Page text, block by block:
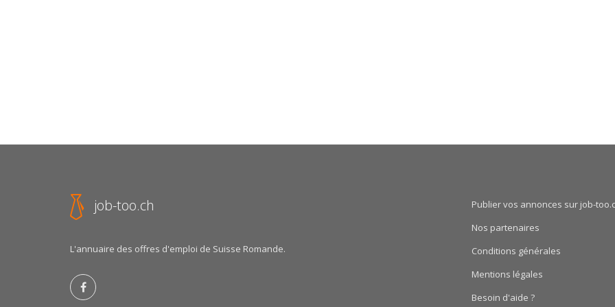
job-too.ch
L'annuaire des offres d'emploi de Suisse Romande.
Publier vos annonces sur job-
Nos partenaires
Conditions générales
Mentions légales
Besoin d'aide ?